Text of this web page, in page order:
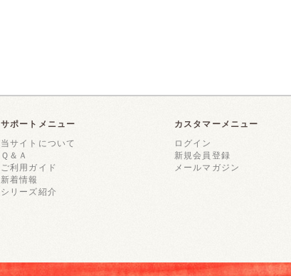
サポートメニュー
当サイトについて
Ｑ＆Ａ
ご利用ガイド
新着情報
シリーズ紹介
カスタマーメニュー
ログイン
新規会員登録
メールマガジン